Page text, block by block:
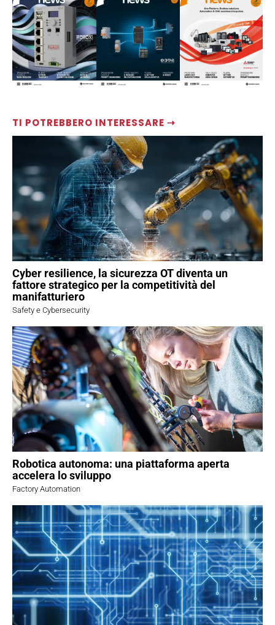
TI POTREBBERO INTERESSARE ⇢
Cyber resilience, la sicurezza OT diventa un
fattore strategico per la competitività del
manifatturiero
Safety e Cybersecurity
Robotica autonoma: una piattaforma aperta
accelera lo sviluppo
Factory Automation